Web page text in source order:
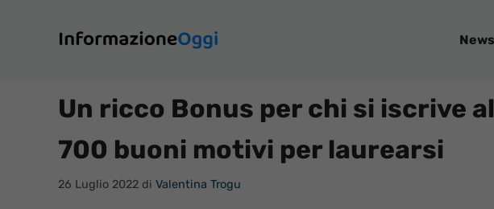
contenuto
News
Un ricco Bonus per chi si iscrive
700 buoni motivi per laurearsi
26 Luglio 2022 di Valentina Trogu